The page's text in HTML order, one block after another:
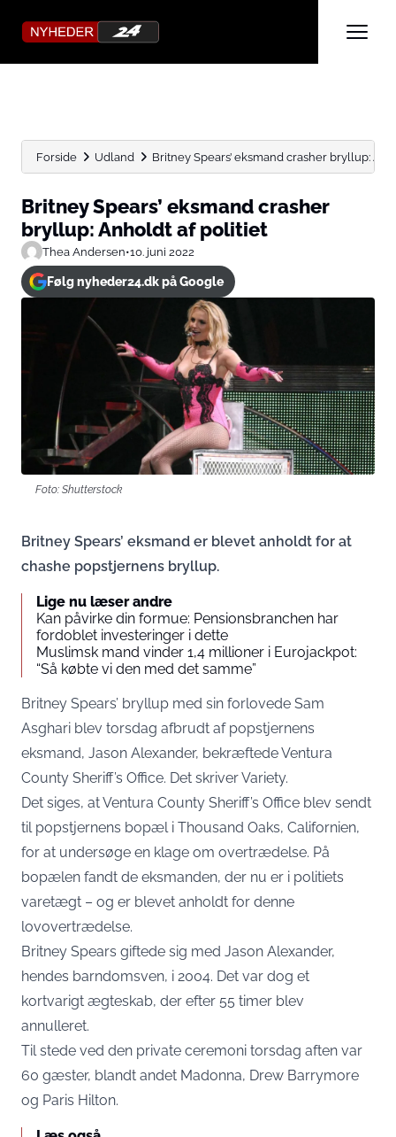
Forside Udland Britney Spears’ eksmand crasher bryllup:
Britney Spears’ eksmand crasher
bryllup: Anholdt af politiet
Thea Andersen•10. juni 2022
Følg nyheder24.dk på Google
Foto: Shutterstock
Britney Spears’ eksmand er blevet anholdt for at
chashe popstjernens bryllup.
Lige nu læser andre
Kan påvirke din formue: Pensionsbranchen har
fordoblet investeringer i dette
Muslimsk mand vinder 1,4 millioner i Eurojackpot:
“Så købte vi den med det samme”
Britney Spears’ bryllup med sin forlovede Sam
Asghari blev torsdag afbrudt af popstjernens
eksmand, Jason Alexander, bekræftede Ventura
County Sheriff’s Office. Det skriverVariety.
Det siges, at Ventura County Sheriff’s Office blev sendt
til popstjernens bopæl i Thousand Oaks, Californien,
for at undersøge en klage om overtrædelse. På
bopælen fandt de eksmanden, der nu er i politiets
varetægt – og er blevet anholdt for denne
lovovertrædelse.
Britney Spears giftede sig med Jason Alexander,
hendes barndomsven, i 2004. Det var dog et
kortvarigt ægteskab, der efter 55 timer blev
annulleret.
Til stede ved den private ceremoni torsdag aften var
60 gæster, blandt andet Madonna, Drew Barrymore
og Paris Hilton.